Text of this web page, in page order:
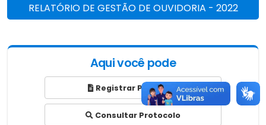
RELATÓRIO DE GESTÃO DE OUVIDORIA - 2022
Aqui você pode
Registrar Protocolo
Consultar Protocolo